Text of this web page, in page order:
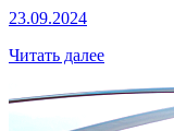
23.09.2024
Читать далее